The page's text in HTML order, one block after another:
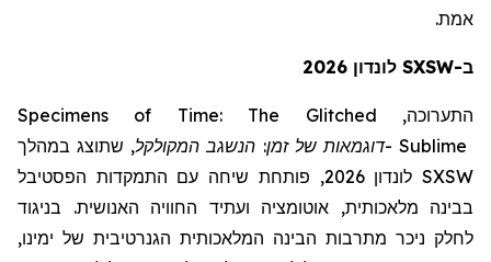
אמת.
ב-SXSW לונדון 2026
התערוכה, Specimens of Time: The Glitched
Sublime
-דוגמאות של זמן: הנשגב המקולקל, שתוצג במהלך
SXSW
לונדון 2026, פותחת שיחה עם התמקדות הפסטיבל
בבינה מלאכותית, אוטומציה ועתיד החוויה האנושית. בניגוד
לחלק ניכר מתרבות הבינה המלאכותית הגנרטיבית של ימינו,